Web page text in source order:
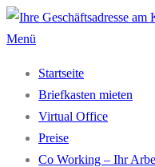
Zum
Inhalt
Menü
Startseite
Briefkasten mieten
Virtual Office
Preise
Co Working – Ihr